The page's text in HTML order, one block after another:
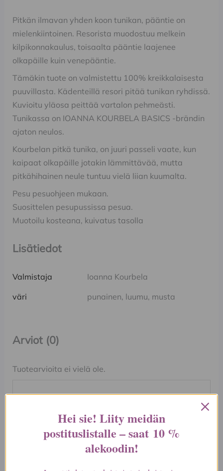
Pitkän ilmavan yhden koon tunikan, pääntie on
mielenkiintoinen. Resorista muodostuu melkein
kilpikonnakaulus, toisaalta pääntie laajenee
olkapäille kuin venepääntie.
Tämäkin tuote on valmistettu 100% kreikkalaisesta
puuvillasta. Kädenteillä resori pitää tunikan ryhdissä.
Kuvioitu yläosa peittää vartalon pehmeästi.
Tunikassa on IOANNA KOURBELA BASICS -brändin
ajaton neulos.
Kourbelan pitkä tunika, on juuri passeli vaate, kun
kaipaat olkapäille jotakin lämmittävää, mutta
pitkähihainen neule tuntuu vielä liian kuumalta.
Pesu pesuohjeen mukaan.
Suosittelen pesupussissa pesua.
Muotoilu kosteana, kuivatus tasolla
Lisätiedot
Valmistaja
Ioanna Kourbela
väri
punainen, luumu, musta
Arviot (0)
Tuotearvioita ei vielä ole.
tuotteelle “Ioanna Kourbela
fullmoon pitkä tunika,”
Sähköpostiosoitettasi ei julkaista.
Hei sie! Liity meidän
postituslistalle – saat 10 %
alekoodin!